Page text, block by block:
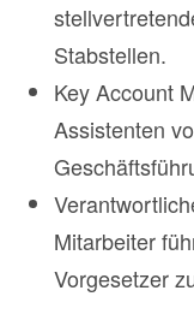
Stabstellen.
Key Account
Assistenten
Mitarbeiter
Vorgesetzer